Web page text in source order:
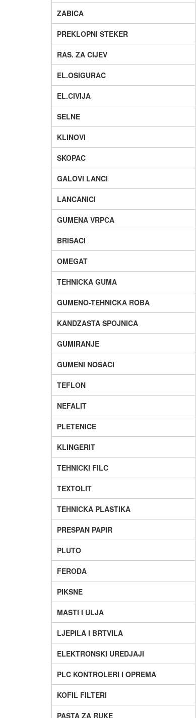
ZABICA
PREKLOPNI STEKER
RAS. ZA CIJEV
EL.OSIGURAC
EL.CIVIJA
SELNE
KLINOVI
SKOPAC
GALOVI LANCI
LANCANICI
GUMENA VRPCA
BRISACI
OMEGAT
TEHNICKA GUMA
GUMENO-TEHNICKA ROBA
KANDZASTA SPOJNICA
GUMIRANJE
GUMENI NOSACI
TEFLON
NEFALIT
PLETENICE
KLINGERIT
TEHNICKI FILC
TEXTOLIT
TEHNICKA PLASTIKA
PRESPAN PAPIR
PLUTO
FERODA
PIKSNE
MASTI I ULJA
LJEPILA I BRTVILA
ELEKTRONSKI UREDJAJI
PLC KONTROLERI I OPREMA
KOFIL FILTERI
PASTA ZA RUKE